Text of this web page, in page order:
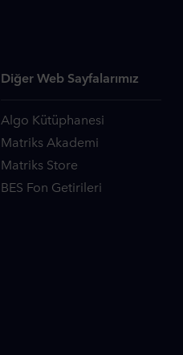
Diğer Web Sayfalarımız
Algo Kütüphanesi
Matriks Akademi
Matriks Store
BES Fon Getirileri